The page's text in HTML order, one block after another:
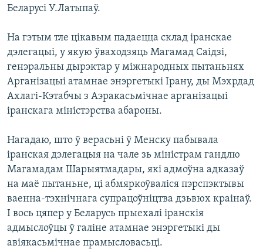
Беларусі У.Латыпаў.
На гэтым тле цікавым падаецца склад іранскае
дэлегацыі, у якую ўваходзяць Магамад Саідзі,
генэральны дырэктар у міжнародных пытаньнях
Арганізацыі атамнае энэргетыкі Ірану, ды Мэхрдад
Ахлагі-Кэтабчы з Аэракасьмічнае арганізацыі
іранскага міністэрства абароны.
Нагадаю, што ў верасьні ў Менску пабывала
іранская дэлегацыя на чале зь мiнiстрам гандлю
Магамадам Шарыятмадары, які адмоўна адказаў
на маё пытаньне, ці абмяркоўваліся пэрспэктывы
ваенна-тэхнічнага супрацоўніцтва дзьвюх краінаў.
І вось цяпер у Беларусь прыехалі іранскія
адмыслоўцы ў галіне атамнае энэргетыкі ды
авіякасьмічнае прамысловасьці.